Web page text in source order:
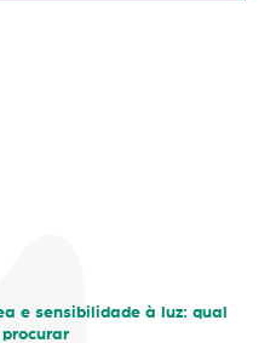
e sensibilidade à luz: qual